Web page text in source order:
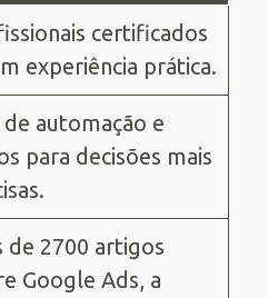
certificados
experiência prática.
de automação e
para decisões mais
de 2700 artigos
Google Ads, a